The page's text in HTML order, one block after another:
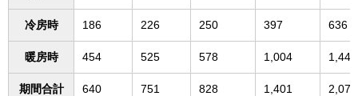
冷房時 186 226 250 397 636
暖房時 454 525 578 1,004 1,441
期間合計 640 751 828 1,401 2,077